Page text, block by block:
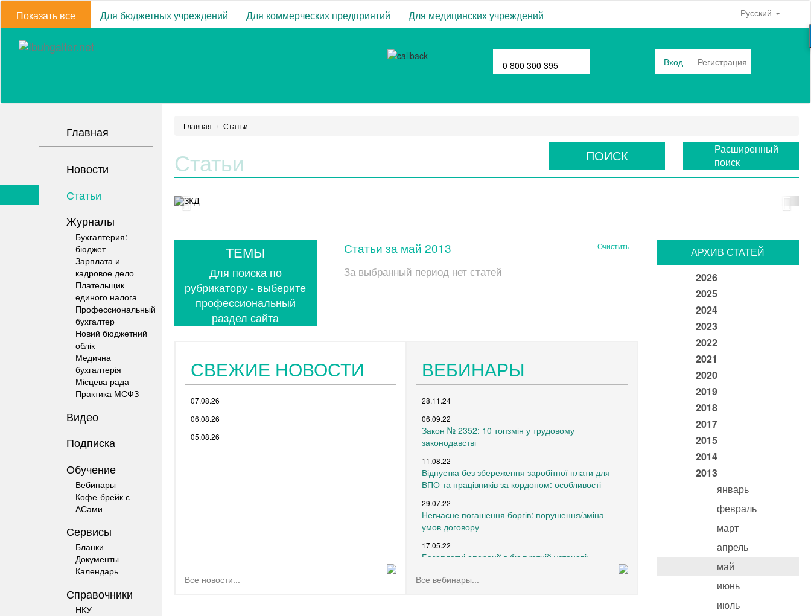
Показать все Для бюджетных учреждений Для коммерческих предприятий Для медицинских учреждений Русский
0 800 300 395 Вход Регистрация
Главная
Новости
Статьи
Журналы
Бухгалтерия:
бюджет
Зарплата и
кадровое дело
Плательщик
единого налога
Профессиональный
бухгалтер
Новий бюджетний
облік
Медична
бухгалтерія
Місцева рада
Практика МСФЗ
Видео
Подписка
Обучение
Вебинары
Кофе-брейк с
АСами
Сервисы
Бланки
Документы
Календарь
Справочники
НКУ
Главная Статьи
Статьи ПОИСК
Расширенный
поиск
ТЕМЫ
Для поиска по
рубрикатору - выберите
профессиональный
раздел сайта
Статьи за май 2013 Очистить
За выбранный период нет статей
СВЕЖИЕ НОВОСТИ
07.08.26
06.08.26
05.08.26
Все новости...
ВЕБИНАРЫ
28.11.24
06.09.22
Закон № 2352: 10 топзмін у трудовому
законодавстві
11.08.22
Відпустка без збереження заробітної плати для
ВПО та працівників за кордоном: особливості
29.07.22
Невчасне погашення боргів: порушення/зміна
умов договору
17.05.22
Безоплатні операції в бюджетній установі:
Все вебинары...
АРХИВ СТАТЕЙ
2026
2025
2024
2023
2022
2021
2020
2019
2018
2017
2015
2014
2013
январь
февраль
март
апрель
май
июнь
июль